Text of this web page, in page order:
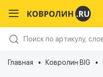
Главная Ковролин BIG